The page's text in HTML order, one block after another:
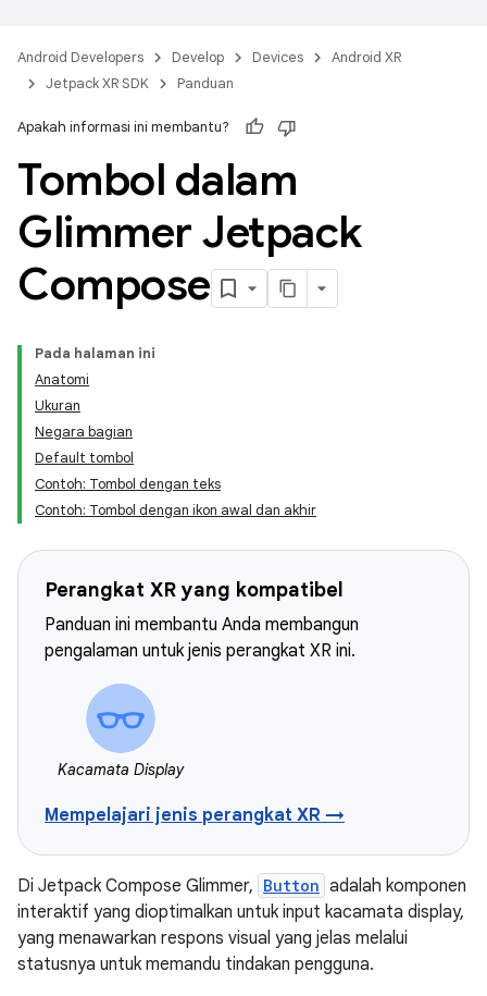
Android Developers Develop Devices
Android XR
Jetpack XR SDK
Panduan
Apakah informasi ini membantu?
Tombol dalam
Glimmer Jetpack
Compose
Pada halaman ini
Anatomi
Ukuran
Negara bagian
Default tombol
Contoh: Tombol dengan teks
Contoh: Tombol dengan ikon awal dan akhir
Perangkat XR yang kompatibel
Panduan ini membantu Anda membangun
pengalaman untuk jenis perangkat XR ini.
Kacamata Display
Mempelajari jenis perangkat XR →
Di Jetpack Compose Glimmer, Button adalah komponen
interaktif yang dioptimalkan untuk input kacamata display,
yang menawarkan respons visual yang jelas melalui
statusnya untuk memandu tindakan pengguna.